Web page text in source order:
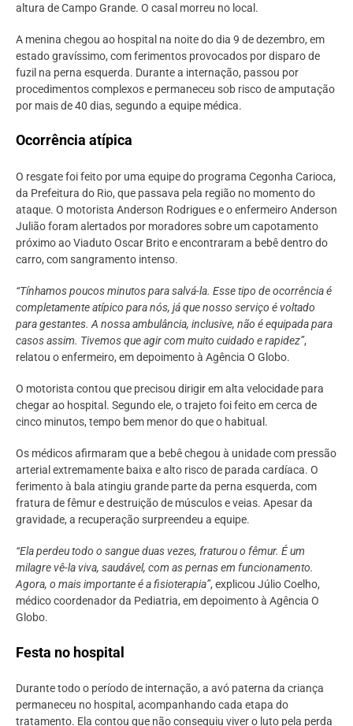
altura de Campo Grande. O casal morreu no local.
A menina chegou ao hospital na noite do dia 9 de dezembro, em
estado gravíssimo, com ferimentos provocados por disparo de
fuzil na perna esquerda. Durante a internação, passou por
procedimentos complexos e permaneceu sob risco de amputação
por mais de 40 dias, segundo a equipe médica.
Ocorrência atípica
O resgate foi feito por uma equipe do programa Cegonha Carioca,
da Prefeitura do Rio, que passava pela região no momento do
ataque. O motorista Anderson Rodrigues e o enfermeiro Anderson
Julião foram alertados por moradores sobre um capotamento
próximo ao Viaduto Oscar Brito e encontraram a bebê dentro do
carro, com sangramento intenso.
“Tínhamos poucos minutos para salvá-la. Esse tipo de ocorrência é
completamente atípico para nós, já que nosso serviço é voltado
para gestantes. A nossa ambulância, inclusive, não é equipada para
casos assim. Tivemos que agir com muito cuidado e rapidez”,
relatou o enfermeiro, em depoimento à Agência O Globo.
O motorista contou que precisou dirigir em alta velocidade para
chegar ao hospital. Segundo ele, o trajeto foi feito em cerca de
cinco minutos, tempo bem menor do que o habitual.
Os médicos afirmaram que a bebê chegou à unidade com pressão
arterial extremamente baixa e alto risco de parada cardíaca. O
ferimento à bala atingiu grande parte da perna esquerda, com
fratura de fêmur e destruição de músculos e veias. Apesar da
gravidade, a recuperação surpreendeu a equipe.
“Ela perdeu todo o sangue duas vezes, fraturou o fêmur. É um
milagre vê-la viva, saudável, com as pernas em funcionamento.
Agora, o mais importante é a fisioterapia”, explicou Júlio Coelho,
médico coordenador da Pediatria, em depoimento à Agência O
Globo.
Festa no hospital
Durante todo o período de internação, a avó paterna da criança
permaneceu no hospital, acompanhando cada etapa do
tratamento. Ela contou que não conseguiu viver o luto pela perda